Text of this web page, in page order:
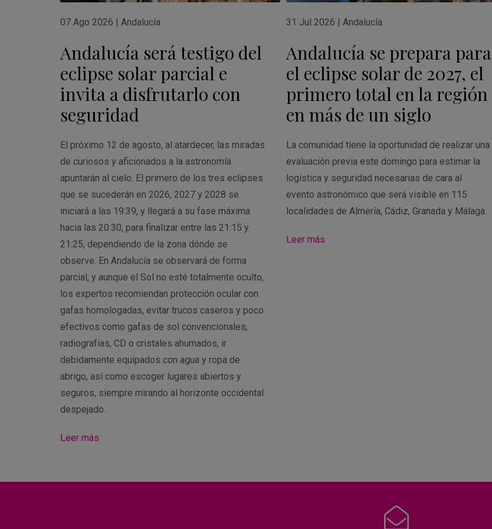
07 Ago 2026 | Andalucía
Andalucía será testigo del
eclipse solar parcial e
invita a disfrutarlo con
seguridad
El próximo 12 de agosto, al atardecer, las miradas
de curiosos y aficionados a la astronomía
apuntarán al cielo. El primero de los tres eclipses
que se sucederán en 2026, 2027 y 2028 se
iniciará a las 19:39, y llegará a su fase máxima
hacia las 20:30, para finalizar entre las 21:15 y
21:25, dependiendo de la zona dónde se
observe. En Andalucía se observará de forma
parcial, y aunque el Sol no esté totalmente oculto,
los expertos recomiendan protección ocular con
gafas homologadas, evitar trucos caseros y poco
efectivos como gafas de sol convencionales,
radiografías, CD o cristales ahumados, ir
debidamente equipados con agua y ropa de
abrigo, así como escoger lugares abiertos y
seguros, siempre mirando al horizonte occidental
despejado.
Leer más
31 Jul 2026 |Andalucía
Andalucía se prepara para
el eclipse solar de 2027, el
primero total en la región
en más de un siglo
La comunidad tiene la oportunidad de realizar una
evaluación previa este domingo para estimar la
logística y seguridad necesarias de cara al
evento astronómico que será visible en 115
localidades de Almería, Cádiz, Granada y Málaga.
Leer más